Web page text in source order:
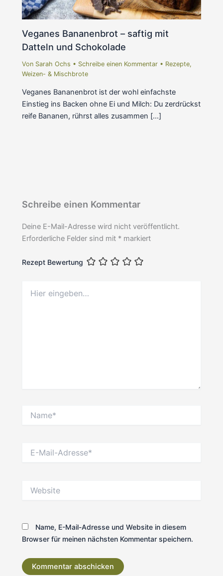
Veganes Bananenbrot – saftig mit
Datteln und Schokolade
Von Sarah Ochs • Schreibe einen Kommentar • Rezepte,
Weizen- & Mischbrote
Veganes Bananenbrot ist der wohl einfachste
Einstieg ins Backen ohne Ei und Milch: Du zerdrückst
reife Bananen, rührst alles zusammen […]
Schreibe einen Kommentar
Deine E-Mail-Adresse wird nicht veröffentlicht.
Erforderliche Felder sind mit * markiert
Rezept Bewertung
eingeben…
Mail-
Name, E-Mail-Adresse und Website in diesem
Browser für meinen nächsten Kommentar speichern.